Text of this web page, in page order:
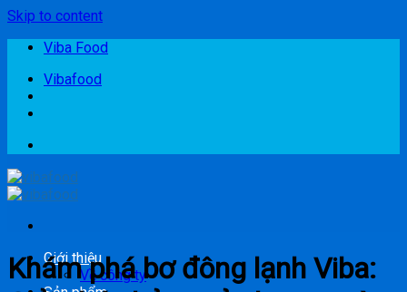
Skip to content
Viba Food
Vibafood
Giới thiệu
Về công ty
Khám phá bơ đông lạnh Viba: